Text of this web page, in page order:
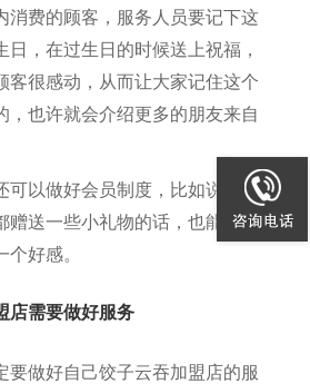
消费的顾客，服务人员要记下这
日，在过生日的时候送上祝福，
客很感动，从而让大家记住这个
，也许就会介绍更多的朋友来自
可以做好会员制度，比如说对每
赠送一些小礼物的话，也能让大
好感。
店需要做好服务
要做好自己饺子云吞加盟店的服